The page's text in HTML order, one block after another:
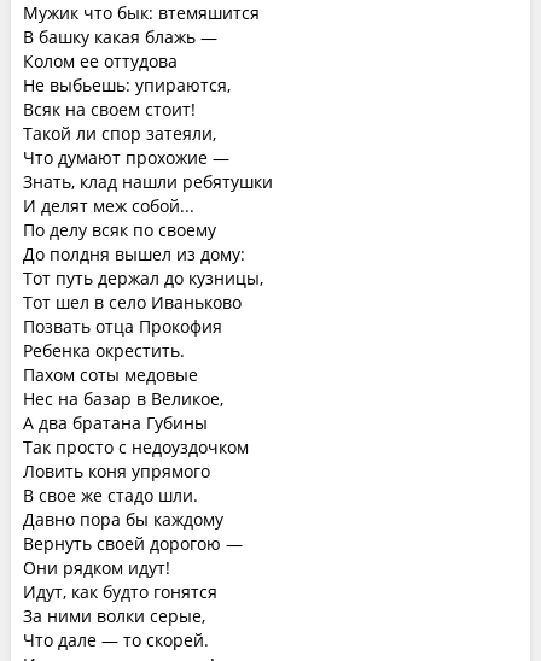
Мужик что бык: втемяшится
В башку какая блажь —
Колом ее оттудова
Не выбьешь: упираются,
Всяк на своем стоит!
Такой ли спор затеяли,
Что думают прохожие —
Знать, клад нашли ребятушки
И делят меж собой...
По делу всяк по своему
До полдня вышел из дому:
Тот путь держал до кузницы,
Тот шел в село Иваньково
Позвать отца Прокофия
Ребенка окрестить.
Пахом соты медовые
Нес на базар в Великое,
А два братана Губины
Так просто с недоуздочком
Ловить коня упрямого
В свое же стадо шли.
Давно пора бы каждому
Вернуть своей дорогою —
Они рядком идут!
Идут, как будто гонятся
За ними волки серые,
Что дале — то скорей.